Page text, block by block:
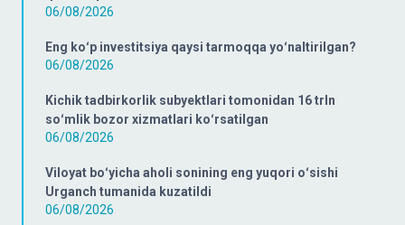
06/08/2026
Eng koʻp investitsiya qaysi tarmoqqa yoʻnaltirilgan?
06/08/2026
Kichik tadbirkorlik subyektlari tomonidan 16 trln
soʻmlik bozor xizmatlari koʻrsatilgan
06/08/2026
Viloyat boʻyicha aholi sonining eng yuqori oʻsishi
Urganch tumanida kuzatildi
06/08/2026